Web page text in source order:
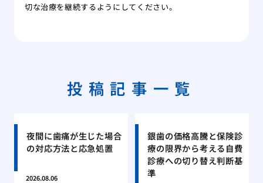
切な治療を継続するようにしてください。
投稿記事一覧
夜間に歯痛が生じた場合
の対応方法と応急処置
2026.08.06
銀歯の価格高騰と保険診
療の限界から考える自費
診療への切り替え判断基
準